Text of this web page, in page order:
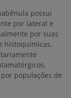
possui
por lateral e
por suas
histoquímicas.
populações de